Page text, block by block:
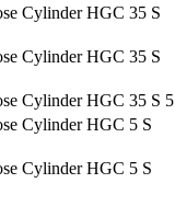
Cylinder HGC 35 S
Cylinder HGC 35 S
Cylinder HGC 35 S 5
Cylinder HGC 5 S
Cylinder HGC 5 S